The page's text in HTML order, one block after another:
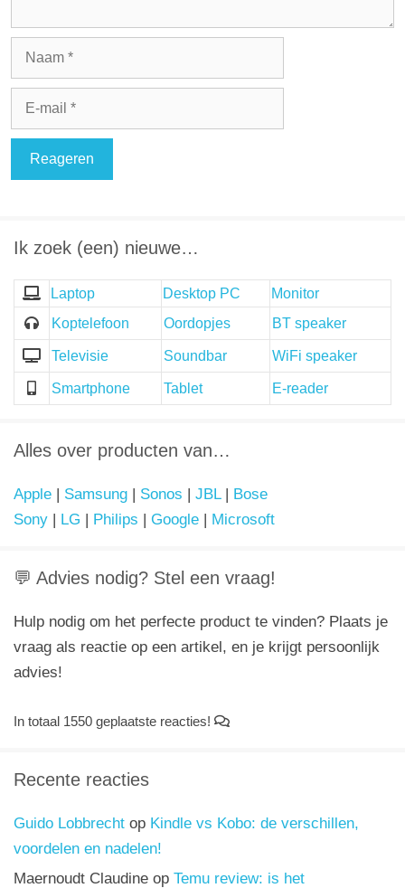
Naam
Ik zoek (een) nieuwe…
Laptop Desktop PC
Monitor
Koptelefoon
Oordopjes BT speaker
Televisie Soundbar WiFi speaker
Smartphone Tablet E-reader
Alles over producten van…
Apple Samsung Sonos JBL|
Bose
Sony
LG Philips Google Microsoft
💬 Advies nodig? Stel een vraag!
Hulp nodig om het perfecte product te vinden? Plaats je
vraag als reactie op een artikel, en je krijgt persoonlijk
advies!
In totaal 1550 geplaatste reacties!
Recente reacties
Guido Lobbrecht op Kindle vs Kobo: de verschillen,
voordelen en nadelen!
Maernoudt Claudine op Temu review: is het